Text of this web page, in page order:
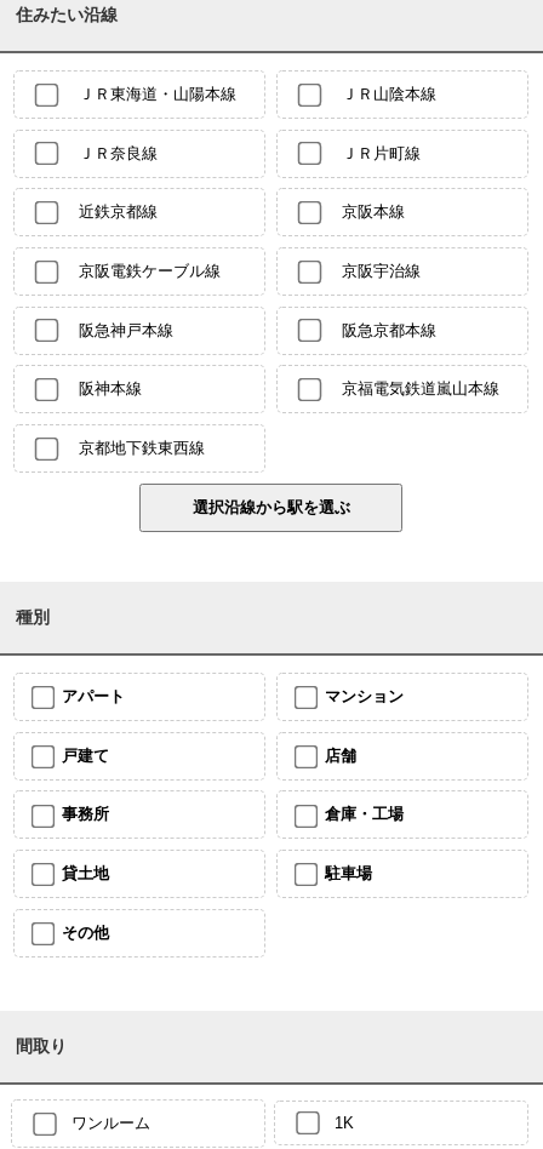
住みたい沿線
ＪＲ東海道・山陽本線 ＪＲ山陰本線
ＪＲ奈良線 ＪＲ片町線
近鉄京都線 京阪本線
京阪電鉄ケーブル線 京阪宇治線
阪急神戸本線 阪急京都本線
阪神本線 京福電気鉄道嵐山本線
京都地下鉄東西線
種別
アパート マンション
戸建て 店舗
事務所 倉庫・工場
貸土地 駐車場
その他
間取り
ワンルーム 1K